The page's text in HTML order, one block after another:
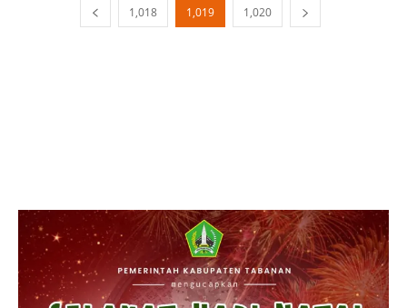
1,018 1,019 1,020